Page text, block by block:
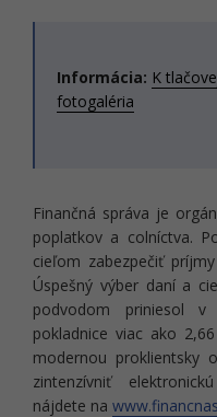
Informácia: K
fotogaléria
Finančná správa je
poplatkov a colníctva.
cieľom zabezpečiť
Úspešný výber daní a
podvodom priniesol
pokladnice viac ako
modernou proklientsky
zintenzívniť
nájdete na